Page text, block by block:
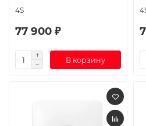
4S
77 900 ₽
В корзину